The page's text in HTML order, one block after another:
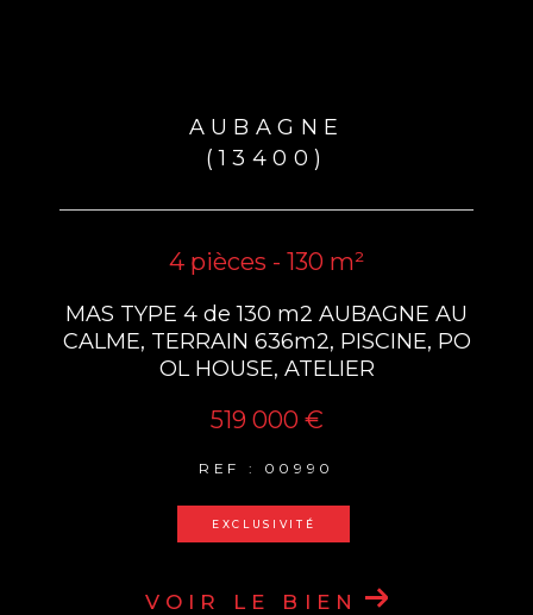
AUBAGNE
(13400)
4 pièces - 130 m²
MAS TYPE 4 de 130 m2 AUBAGNE AU
CALME, TERRAIN 636m2, PISCINE, PO
OL HOUSE, ATELIER
519 000 €
REF : 00990
EXCLUSIVITÉ
VOIR LE BIEN